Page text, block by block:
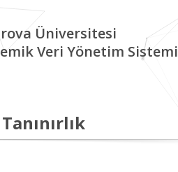
Üniversitesi
Veri Yönetim Sistemi